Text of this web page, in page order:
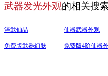
武器发光外观的相关搜
淬武仙晶 仙器武器外观
免费版武器幻肤 免费版4阶仙器